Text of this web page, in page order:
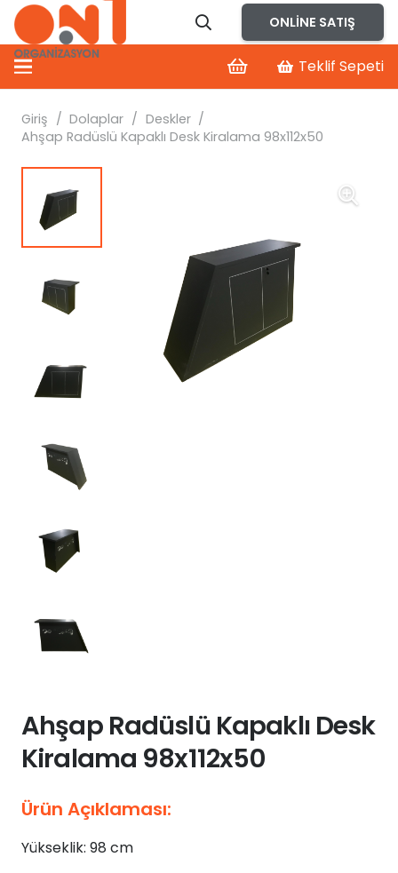
ONLINE SATIŞ
Teklif Sepeti
Giriş / Dolaplar / Deskler /
Ahşap Radüslü Kapaklı Desk Kiralama 98x112x50
Ahşap Radüslü Kapaklı Desk
Kiralama 98x112x50
Ürün Açıklaması:
Yükseklik: 98 cm